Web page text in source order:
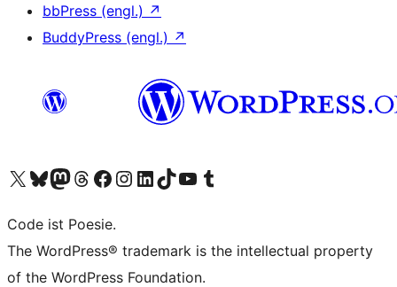
bbPress (engl.) ↗
BuddyPress (engl.) ↗
Unser X-Konto (früher Twitter) besuchen
Unser Bluesky-Konto besuchen
Unser Mastodon-Konto besuchen
Unser Threads-Konto besuchen
Unsere Facebook-Seite besuchen
Unser Instagram-Konto besuchen
Unser LinkedIn-Konto besuchen
Unser TikTok-Konto besuchen
Unseren YouTube-Kanal besuchen
Unser Tumblr-Konto besuchen
Code ist Poesie.
The WordPress® trademark is the intellectual property
of the WordPress Foundation.